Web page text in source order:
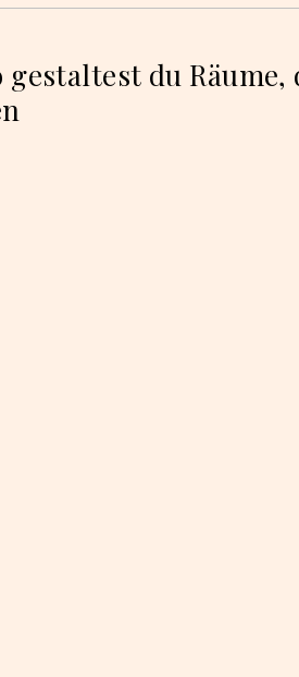
du Räume,